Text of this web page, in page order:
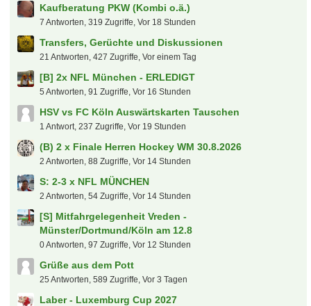
Heiße Themen
(B) 2x Broilers Heute Loreley Sonderpreis
1 Antwort, 49 Zugriffe, Vor einer Stunde
Kaufberatung PKW (Kombi o.ä.)
7 Antworten, 319 Zugriffe, Vor 18 Stunden
Transfers, Gerüchte und Diskussionen
21 Antworten, 427 Zugriffe, Vor einem Tag
[B] 2x NFL München - ERLEDIGT
5 Antworten, 91 Zugriffe, Vor 16 Stunden
HSV vs FC Köln Auswärtskarten Tauschen
1 Antwort, 237 Zugriffe, Vor 19 Stunden
(B) 2 x Finale Herren Hockey WM 30.8.2026
2 Antworten, 88 Zugriffe, Vor 14 Stunden
S: 2-3 x NFL MÜNCHEN
2 Antworten, 54 Zugriffe, Vor 14 Stunden
[S] Mitfahrgelegenheit Vreden -
Münster/Dortmund/Köln am 12.8